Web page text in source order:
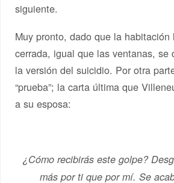
siguiente.
Muy pronto, dado que la
cerrada, igual que las ventanas, se
la versión del suicidio. Por otra
“prueba”; la carta última que
a su esposa:
¿Cómo recibirás este golpe?
más por ti que por mí. Se